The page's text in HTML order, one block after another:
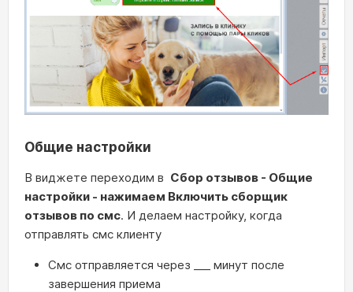
Общие настройки
В виджете переходим в Сбор отзывов - Общие
настройки - нажимаем Включить сборщик
отзывов по смс. И делаем настройку, когда
отправлять смс клиенту
Смс отправляется через ___ минут после
завершения приема